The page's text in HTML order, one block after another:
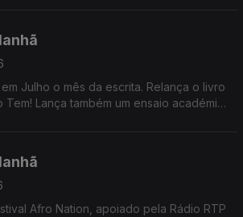
Julho o mês da escrita. Relança o livro
Afro Nation, apoiado pela Rádio RTP